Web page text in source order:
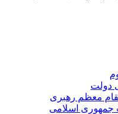
دولت
معظم رهبری
جمهوری اسلامی